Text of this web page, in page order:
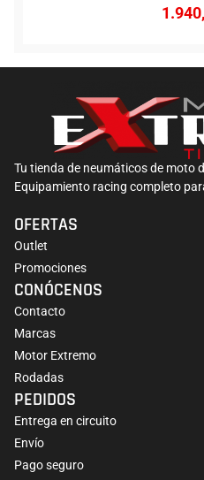
Tu tienda de neumáticos de moto
Equipamiento racing completo
OFERTAS
Outlet
Promociones
CONÓCENOS
Contacto
Marcas
Motor Extremo
Rodadas
PEDIDOS
Entrega en circuito
Envío
Pago seguro